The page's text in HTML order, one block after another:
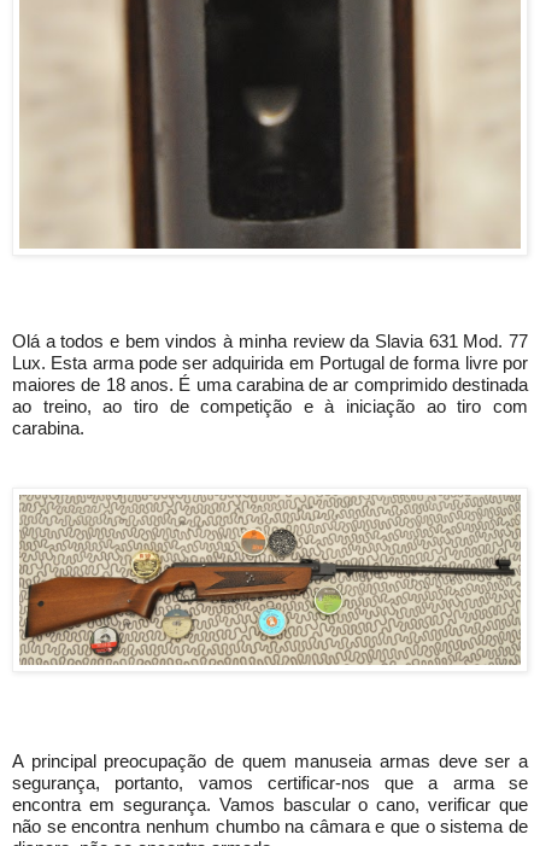
Olá a todos e bem vindos à minha review da Slavia 631 Mod. 77
Lux. Esta arma pode ser adquirida em Portugal de forma livre por
maiores de 18 anos. É uma carabina de ar comprimido destinada
ao treino, ao tiro de competição e à iniciação ao tiro com
carabina.
A principal preocupação de quem manuseia armas deve ser a
segurança, portanto, vamos certificar-nos que a arma se
encontra em segurança. Vamos bascular o cano, verificar que
não se encontra nenhum chumbo na câmara e que o sistema de